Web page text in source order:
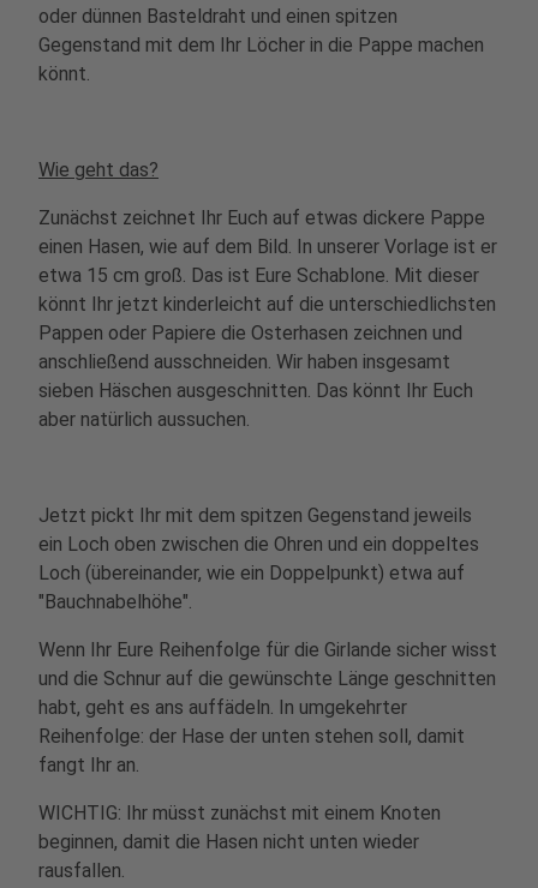
oder dünnen Basteldraht und einen spitzen
Gegenstand mit dem Ihr Löcher in die Pappe machen
könnt.
Wie geht das?
Zunächst zeichnet Ihr Euch auf etwas dickere Pappe
einen Hasen, wie auf dem Bild. In unserer Vorlage ist er
etwa 15 cm groß. Das ist Eure Schablone. Mit dieser
könnt Ihr jetzt kinderleicht auf die unterschiedlichsten
Pappen oder Papiere die Osterhasen zeichnen und
anschließend ausschneiden. Wir haben insgesamt
sieben Häschen ausgeschnitten. Das könnt Ihr Euch
aber natürlich aussuchen.
Jetzt pickt Ihr mit dem spitzen Gegenstand jeweils
ein Loch oben zwischen die Ohren und ein doppeltes
Loch (übereinander, wie ein Doppelpunkt) etwa auf
"Bauchnabelhöhe".
Wenn Ihr Eure Reihenfolge für die Girlande sicher wisst
und die Schnur auf die gewünschte Länge geschnitten
habt, geht es ans auffädeln. In umgekehrter
Reihenfolge: der Hase der unten stehen soll, damit
fangt Ihr an.
WICHTIG: Ihr müsst zunächst mit einem Knoten
beginnen, damit die Hasen nicht unten wieder
rausfallen.